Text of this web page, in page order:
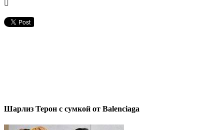
Шарлиз Терон c сумкой от Balenciaga